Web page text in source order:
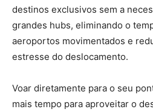
destinos exclusivos sem a
grandes hubs, eliminando o
aeroportos movimentados e
estresse do deslocamento.
Voar diretamente para o seu
mais tempo para aproveitar o